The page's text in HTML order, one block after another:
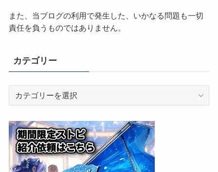
また、当ブログの利用で発生した、いかなる問題も一切
責任を負うものではありません。
カテゴリー
リ
ー